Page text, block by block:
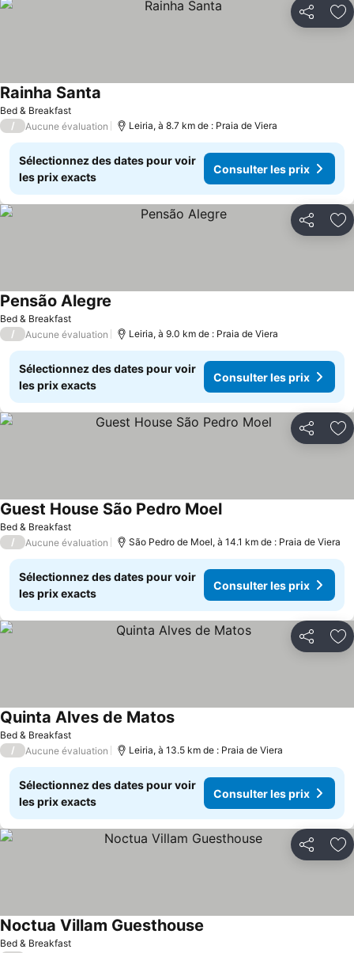
Partager
Bed & Breakfast
Rainha Santa
/ Aucune évaluation Leiria, à 8.7 km de : Praia de Viera
Sélectionnez des dates pour voir
les prix exacts
Consulter les prix
Partager
Bed & Breakfast
Pensão Alegre
/ Aucune évaluation Leiria, à 9.0 km de : Praia de Viera
Sélectionnez des dates pour voir
les prix exacts
Consulter les prix
Partager
Bed & Breakfast
Guest House São Pedro MoelConsulter les prix
/ Aucune évaluation São Pedro de Moel, à 14.1 km de : Praia de Viera
Sélectionnez des dates pour voir
les prix exacts
Consulter les prix
Partager
Bed & Breakfast
Quinta Alves de MatosConsulter les prix
/ Aucune évaluation Leiria, à 13.5 km de : Praia de Viera
Sélectionnez des dates pour voir
les prix exacts
Consulter les prix
Partager
Bed & Breakfast
Noctua Villam Guesthouse